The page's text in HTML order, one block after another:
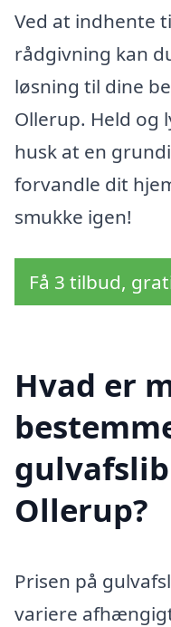
Ved at indhente
rådgivning kan
løsning til dine
Ollerup. Held og
husk at en
forvandle dit
smukke igen!
Få 3 tilbud,
Hvad er
Ollerup?
Prisen på
variere